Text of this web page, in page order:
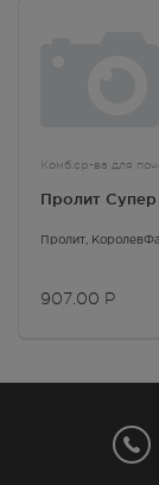
Комб.ср-ва для
Пролит,
907.00 Р